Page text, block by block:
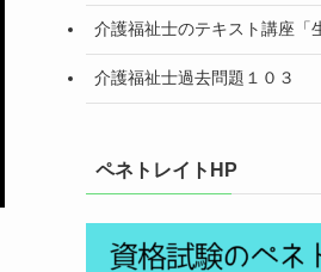
介護福祉士のテキスト講座「
介護福祉士過去問題１０３
ペネトレイトHP